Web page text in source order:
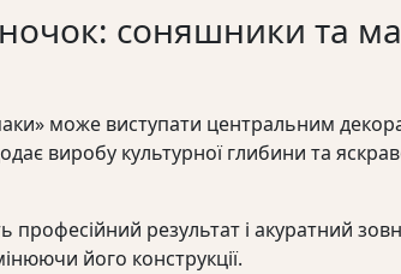
соняшники та
може виступати центральним
виробу культурної глибини та
результат і акуратний
його конструкції.